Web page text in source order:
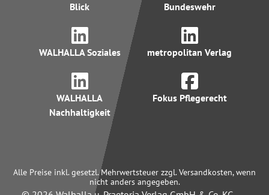
Blick
Bundeswehr
WALHALLA Soziales metropolitan Verlag
WALHALLA
Nachhaltigkeit
Fokus Pflegerecht
Alle Preise inkl. gesetzl. Mehrwertsteuer zzgl. Versandkosten, wenn
nicht anders angegeben.